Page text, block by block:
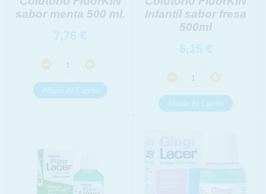
sabor menta 500 ml.
7,76 €
Infantil sabor fresa
500ml
6,15 €